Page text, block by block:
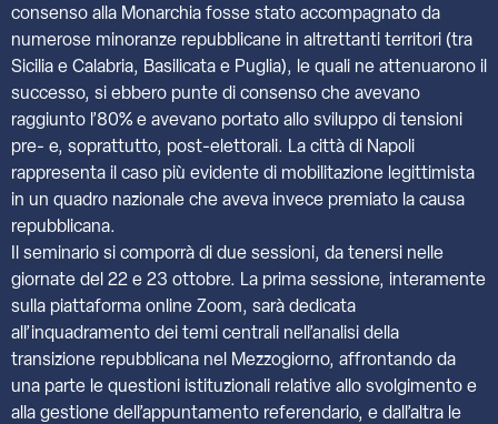
consenso alla Monarchia fosse stato accompagnato da
numerose minoranze repubblicane in altrettanti territori (tra
Sicilia e Calabria, Basilicata e Puglia), le quali ne attenuarono il
successo, si ebbero punte di consenso che avevano
raggiunto l’80% e avevano portato allo sviluppo di tensioni
pre- e, soprattutto, post-elettorali. La città di Napoli
rappresenta il caso più evidente di mobilitazione legittimista
in un quadro nazionale che aveva invece premiato la causa
repubblicana.
Il seminario si comporrà di due sessioni, da tenersi nelle
giornate del 22 e 23 ottobre. La prima sessione, interamente
sulla piattaforma online Zoom, sarà dedicata
all’inquadramento dei temi centrali nell’analisi della
transizione repubblicana nel Mezzogiorno, affrontando da
una parte le questioni istituzionali relative allo svolgimento e
alla gestione dell’appuntamento referendario, e dall’altra le